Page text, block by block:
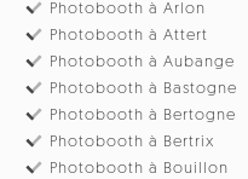
Photobooth à Arlon
Photobooth à Attert
Photobooth à Aubange
Photobooth à Bastogne
Photobooth à Bertogne
Photobooth à Bertrix
Photobooth à Bouillon